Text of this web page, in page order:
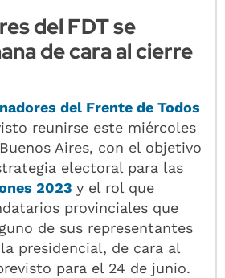
del FDT se
de cara al cierre
del Frente de Todos
reunirse este miércoles
Aires, con el objetivo
electoral para las
2023y el rol que
provinciales que
de sus representantes
presidencial, de cara al
para el 24 de junio.